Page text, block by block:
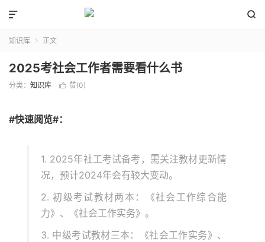


知识库  正文
2025考社会工作者需要看什么书
分类： 知识库  赞(0)
#快速阅览#：
1. 2025年社工考试备考，需关注教材更新情
况，预计2024年会有较大变动。
2. 初级考试教材两本：《社会工作综合能
力》、《社会工作实务》。
3. 中级考试教材三本：《社会工作实务》、